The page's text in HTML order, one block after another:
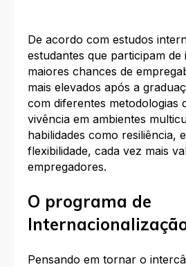
De acordo com estudos
estudantes que participam
maiores chances de
mais elevados após a
com diferentes metodologias
vivência em ambientes
habilidades como resiliência,
flexibilidade, cada vez mais
empregadores.
O programa de
Pensando em tornar o